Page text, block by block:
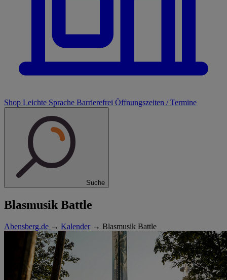
Shop Leichte Sprache Barrierefrei Öffnungszeiten / Termine
Suche
Blasmusik Battle
Abensberg.de → Kalender → Blasmusik Battle